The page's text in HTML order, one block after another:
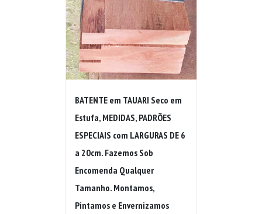
BATENTE em TAUARI Seco em
Estufa, MEDIDAS, PADRÕES
ESPECIAIS com LARGURAS DE 6
a 20cm. Fazemos Sob
Encomenda Qualquer
Tamanho. Montamos,
Pintamos e Envernizamos